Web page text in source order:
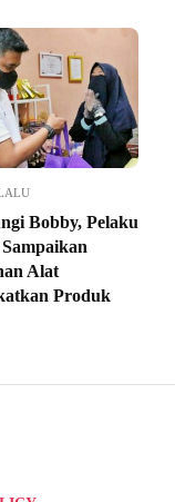
Bobby, Pelaku
Alat
Produk